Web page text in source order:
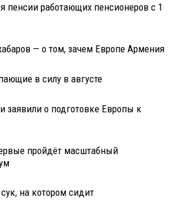
пенсии работающих пенсионеров с 1
— о том, зачем Европе Армения
в силу в августе
о подготовке Европы к
пройдёт масштабный
на котором сидит